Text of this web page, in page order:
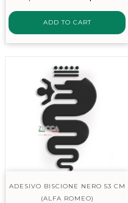
ADD TO CART
ADESIVO BISCIONE NERO 53 CM
(ALFA ROMEO)